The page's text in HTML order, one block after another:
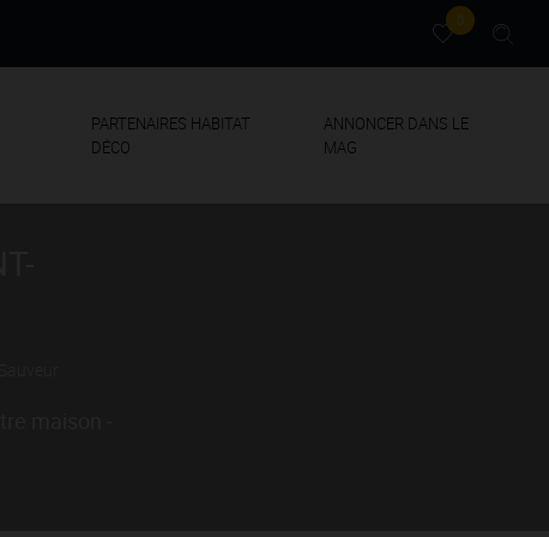
0
PARTENAIRES HABITAT
DÉCO
ANNONCER DANS LE
MAG